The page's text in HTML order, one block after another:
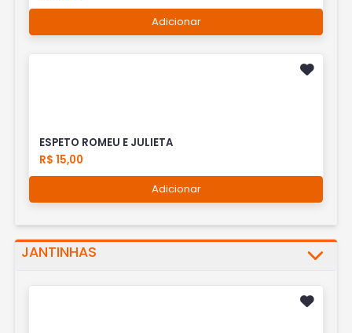
Adicionar
ESPETO ROMEU E JULIETA
R$ 15,00
Adicionar
JANTINHAS